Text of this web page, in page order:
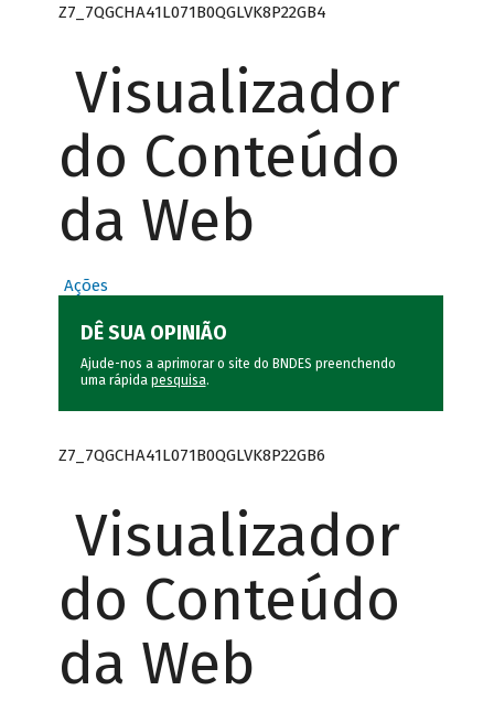
Z7_7QGCHA41L071B0QGLVK8P22GB4
Visualizador
do Conteúdo
da Web
Ações
DÊ SUA OPINIÃO
Ajude-nos a aprimorar o site do BNDES preenchendo
uma rápida pesquisa.
Z7_7QGCHA41L071B0QGLVK8P22GB6
Visualizador
do Conteúdo
da Web